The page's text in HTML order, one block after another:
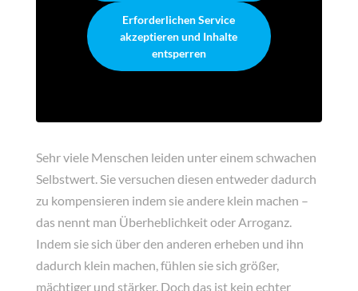
Erforderlichen Service
akzeptieren und Inhalte
entsperren
Sehr viele Menschen leiden unter einem schwachen
Selbstwert. Sie versuchen diesen entweder dadurch
zu kompensieren indem sie andere klein machen –
das nennt man Überheblichkeit oder Arroganz.
Indem sie sich über den anderen erheben und ihn
dadurch klein machen, fühlen sie sich größer,
mächtiger und stärker. Doch das ist kein echter